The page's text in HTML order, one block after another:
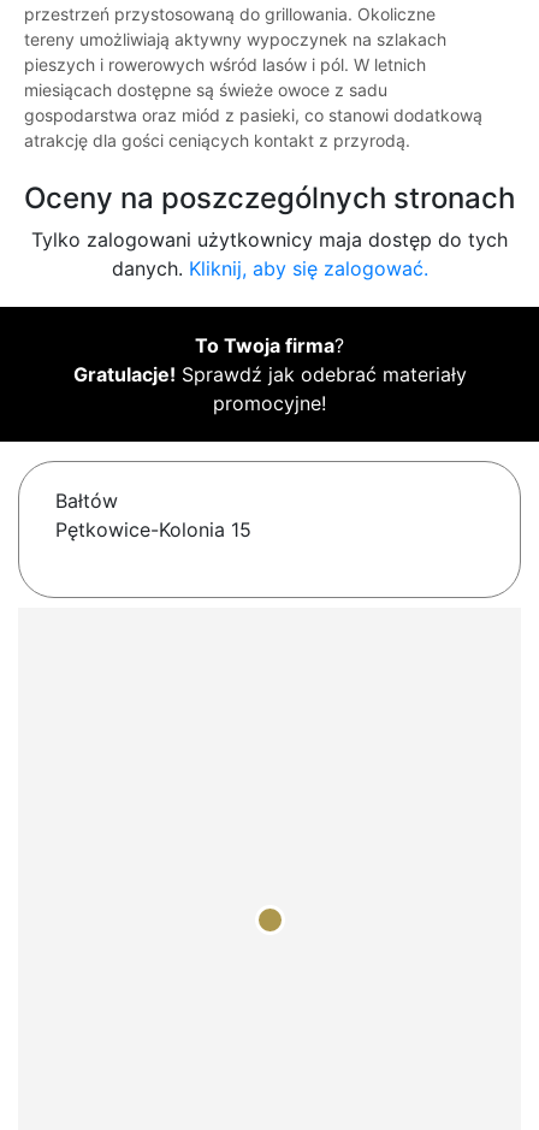
przestrzeń przystosowaną do grillowania. Okoliczne
tereny umożliwiają aktywny wypoczynek na szlakach
pieszych i rowerowych wśród lasów i pól. W letnich
miesiącach dostępne są świeże owoce z sadu
gospodarstwa oraz miód z pasieki, co stanowi dodatkową
atrakcję dla gości ceniących kontakt z przyrodą.
Oceny na poszczególnych stronach
Tylko zalogowani użytkownicy maja dostęp do tych
danych. Kliknij, aby się zalogować.
To Twoja firma?
Gratulacje! Sprawdź jak odebrać materiały
promocyjne!
Bałtów
Pętkowice-Kolonia 15